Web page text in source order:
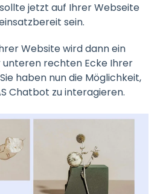
jetzt auf Ihrer Webseite
sein.
Website wird dann ein
unteren rechten Ecke Ihrer
haben nun die Möglichkeit,
Chatbot zu interagieren.